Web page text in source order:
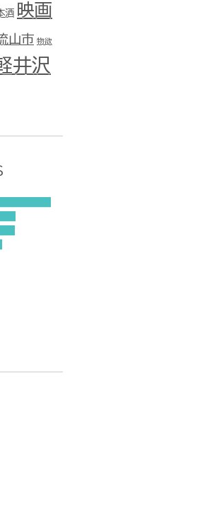
酒 映画
山市 物欲
井沢